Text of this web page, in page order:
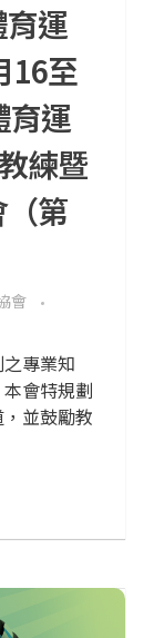
育運
16至
育運
練暨
第
會
專業知
會特規劃
並鼓勵教